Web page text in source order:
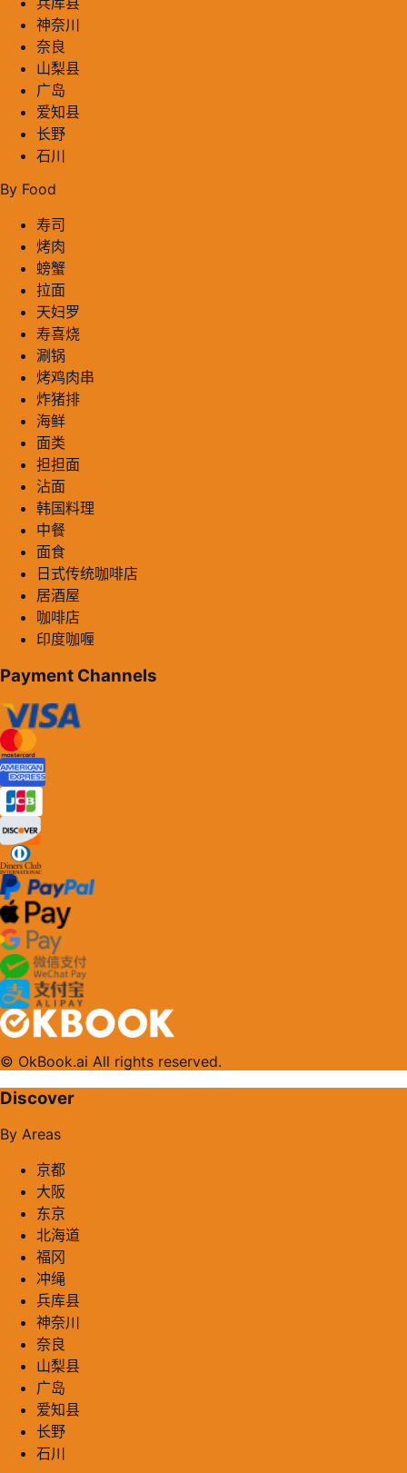
神奈川
奈良
山梨县
广岛
爱知县
长野
石川
By Food
寿司
烤肉
螃蟹
拉面
天妇罗
寿喜烧
涮锅
烤鸡肉串
炸猪排
海鲜
面类
担担面
沾面
韩国料理
中餐
面食
日式传统咖啡店
居酒屋
咖啡店
印度咖喱
Payment Channels
© OkBook.ai All rights reserved.
Discover
By Areas
京都
大阪
东京
北海道
福冈
冲绳
兵库县
神奈川
奈良
山梨县
广岛
爱知县
长野
石川